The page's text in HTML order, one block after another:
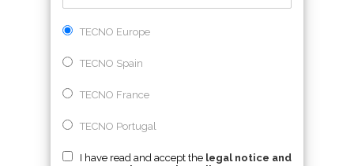
TECNO Europe
TECNO Spain
TECNO France
TECNO Portugal
I have read and accept the legal notice and